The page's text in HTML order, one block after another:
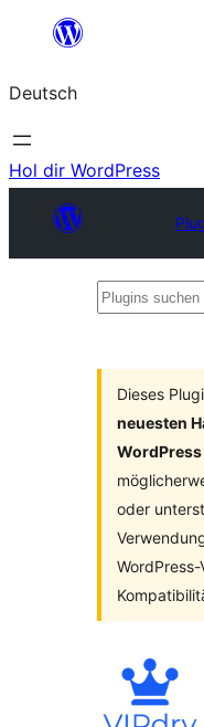
springen
Deutsch
Hol dir WordPress
Plugins
Dieses
neuesten
oder
WordPress-